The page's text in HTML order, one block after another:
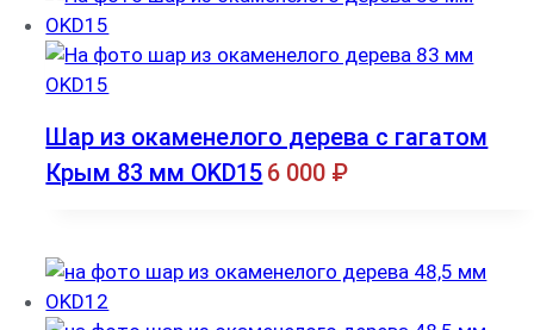
Шар из окаменелого дерева с гагатом
Крым 83 мм OKD15 6 000 ₽